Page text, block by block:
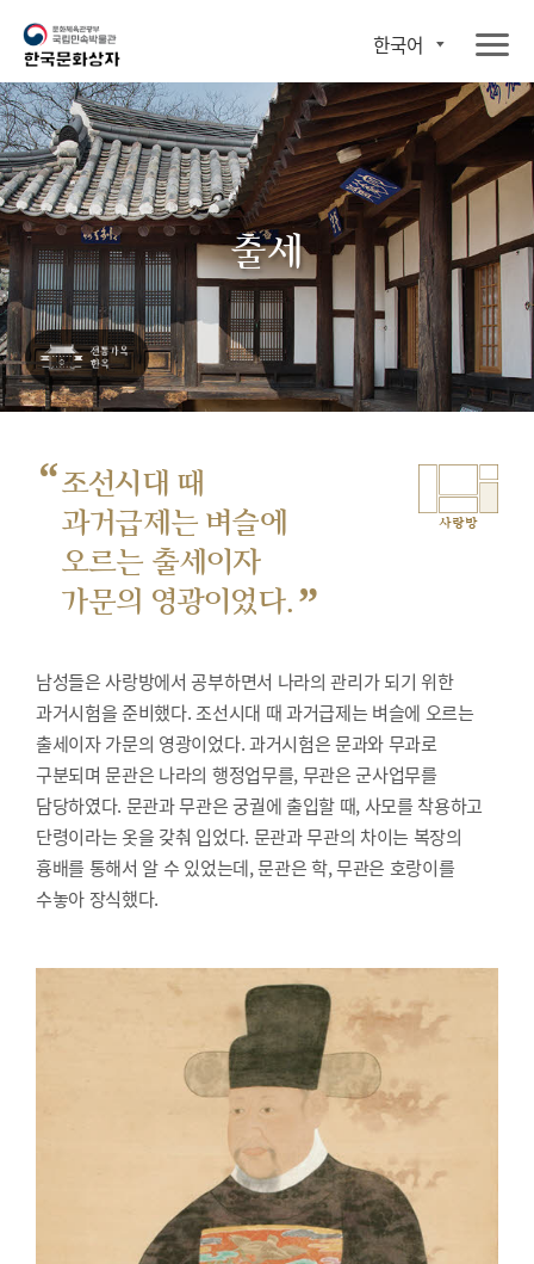
한국어
출세
“조선시대 때
과거급제는 벼슬에
오르는 출세이자
가문의 영광이었다. ”
사랑방
남성들은 사랑방에서 공부하면서 나라의 관리가 되기 위한
과거시험을 준비했다.조선시대 때 과거급제는 벼슬에 오르는
출세이자 가문의 영광이었다. 과거시험은 문과와 무과로
구분되며 문관은 나라의 행정업무를, 무관은 군사업무를
담당하였다. 문관과 무관은 궁궐에 출입할 때, 사모를 착용하고
단령이라는 옷을 갖춰 입었다. 문관과 무관의 차이는 복장의
흉배를 통해서 알 수 있었는데, 문관은 학, 무관은 호랑이를
수놓아 장식했다.